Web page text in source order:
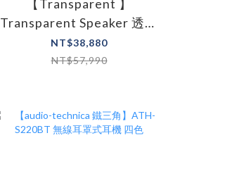
【Transparent 】
Transparent Speaker 透明
音響
NT$38,880
NT$57,990